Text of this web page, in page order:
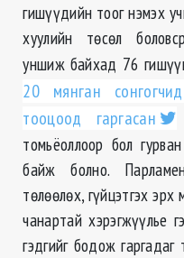
гишүүдийн тоог нэмэх
хуулийн төсөл
уншиж байхад 76
20 мянган
тооцоод гаргасан
томьёоллоор бол
байж болно.
төлөөлөх, гүйцэтгэх
чанартай хэрэгжүүлье
гэдгийг бодож